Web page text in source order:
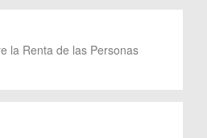
la Renta de las Personas